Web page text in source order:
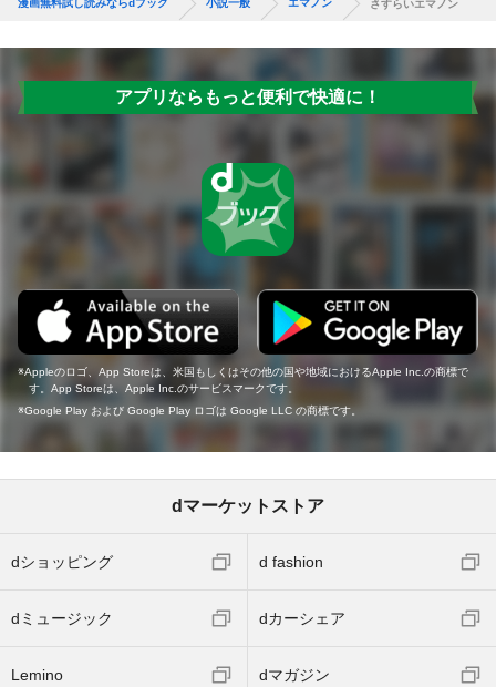
漫画無料試し読みならdブック 小説一般 エマノン さすらいエマノン
アプリならもっと便利で快適に！
Appleのロゴ、App Storeは、米国もしくはその他の国や地域におけるApple Inc.の商標で
す。App Storeは、Apple Inc.のサービスマークです。
Google Play および Google Play ロゴは Google LLC の商標です。
dマーケットストア
dショッピング d fashion
dミュージック dカーシェア
Lemino dマガジン